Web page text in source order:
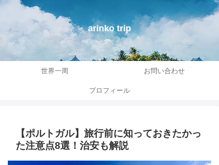
arinko trip
世界一周 お問い合わせ
プロフィール
【ポルトガル】旅行前に知っておきたかっ
た注意点8選！治安も解説